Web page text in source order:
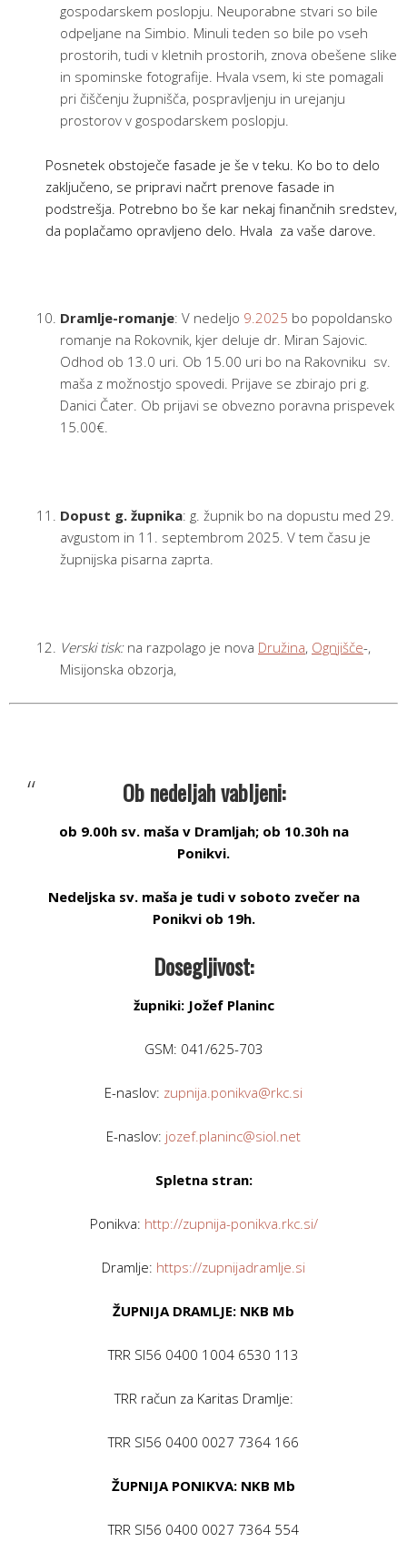
gospodarskem poslopju. Neuporabne stvari so bile
odpeljane na Simbio. Minuli teden so bile po vseh
prostorih, tudi v kletnih prostorih, znova obešene slike
in spominske fotografije. Hvala vsem, ki ste pomagali
pri čiščenju župnišča, pospravljenju in urejanju
prostorov v gospodarskem poslopju.
Posnetek obstoječe fasade je še v teku. Ko bo to delo
zaključeno, se pripravi načrt prenove fasade in
podstrešja. Potrebno bo še kar nekaj finančnih sredstev,
da poplačamo opravljeno delo. Hvala za vaše darove.
Dramlje-romanje: V nedeljo 9.2025 bo popoldansko
romanje na Rokovnik, kjer deluje dr. Miran Sajovic.
Odhod ob 13.0 uri. Ob 15.00 uri bo na Rakovniku sv.
maša z možnostjo spovedi. Prijave se zbirajo pri g.
Danici Čater. Ob prijavi se obvezno poravna prispevek
15.00€.
Dopust g. župnika: g. župnik bo na dopustu med 29.
avgustom in 11. septembrom 2025. V tem času je
župnijska pisarna zaprta.
Verski tisk:na razpolago je nova Družina, Ognjišče-,
Misijonska obzorja,
Ob nedeljah vabljeni:
ob 9.00h sv. maša v Dramljah; ob 10.30h na
Ponikvi.
Nedeljska sv. maša je tudi v soboto zvečer na
Ponikvi ob 19h.
Dosegljivost:
župniki: Jožef Planinc
GSM: 041/625-703
E-naslov: zupnija.ponikva@rkc.si
E-naslov: jozef.planinc@siol.net
Spletna stran:
Ponikva: http://zupnija-ponikva.rkc.si/
Dramlje: https://zupnijadramlje.si
ŽUPNIJA DRAMLJE: NKB Mb
TRR SI56 0400 1004 6530 113
TRR račun za Karitas Dramlje:
TRR SI56 0400 0027 7364 166
ŽUPNIJA PONIKVA: NKB Mb
TRR SI56 0400 0027 7364 554